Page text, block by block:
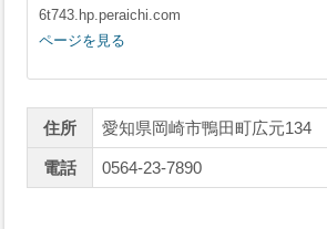
6t743.hp.peraichi.com
ページを見る
住所 愛知県岡崎市鴨田町広元134
電話 0564-23-7890